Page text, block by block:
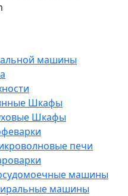
машины
Шкафы
Шкафы
печи
машины
машины